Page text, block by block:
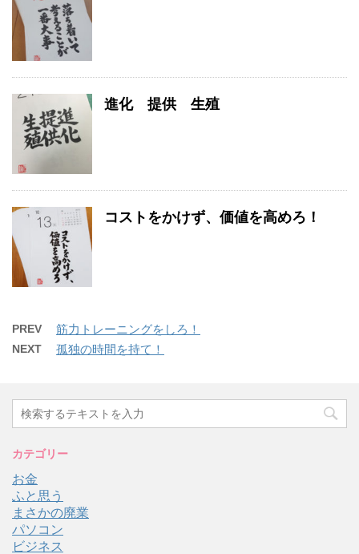
進化 提供 生殖
コストをかけず、価値を高めろ！
PREV 筋力トレーニングをしろ！
NEXT 孤独の時間を持て！
カテゴリー
お金
ふと思う
まさかの廃業
パソコン
ビジネス